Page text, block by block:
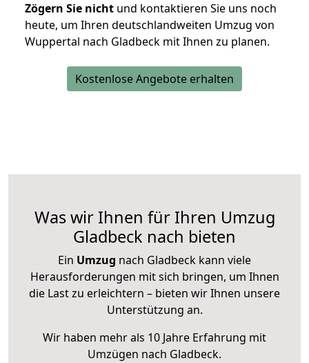
Zögern Sie nicht und kontaktieren Sie uns noch
heute, um Ihren deutschlandweiten Umzug von
Wuppertal nach Gladbeck mit Ihnen zu planen.
Kostenlose Angebote erhalten
Was wir Ihnen für Ihren Umzug
Gladbeck nach bieten
Ein Umzug nach Gladbeck kann viele
Herausforderungen mit sich bringen, um Ihnen
die Last zu erleichtern – bieten wir Ihnen unsere
Unterstützung an.
Wir haben mehr als 10 Jahre Erfahrung mit
Umzügen nach Gladbeck.